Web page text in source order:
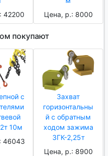
42200
Цена, р.: 8000
покупают
с
10м
46043
Захват
горизонтальны
й с обратным
ходом зажима
ЗГК-2,25т
Цена, р.: 8900